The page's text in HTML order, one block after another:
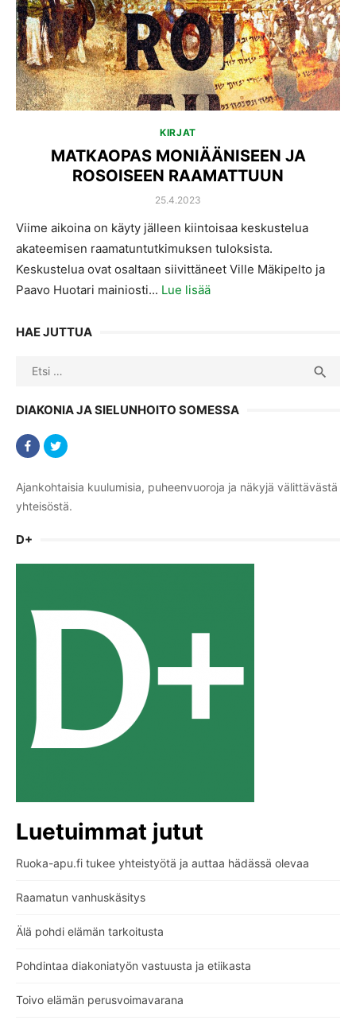
KIRJAT
MATKAOPAS MONIÄÄNISEEN JA
ROSOISEEN RAAMATTUUN
POSTED
25.4.2023
Viime aikoina on käyty jälleen kiintoisaa keskustelua
akateemisen raamatuntutkimuksen tuloksista.
Keskustelua ovat osaltaan siivittäneet Ville Mäkipelto ja
Paavo Huotari mainiosti... Lue lisää
HAE JUTTUA
Search

DIAKONIA JA SIELUNHOITO SOMESSA
Ajankohtaisia kuulumisia, puheenvuoroja ja näkyjä välittävästä
yhteisöstä.
D+
Luetuimmat jutut
Ruoka-apu.fi tukee yhteistyötä ja auttaa hädässä olevaa
Raamatun vanhuskäsitys
Älä pohdi elämän tarkoitusta
Pohdintaa diakoniatyön vastuusta ja etiikasta
Toivo elämän perusvoimavarana